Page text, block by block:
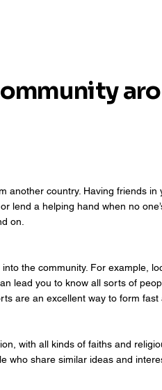
country. Having friends
lend a helping hand when no
on.
the community. For example,
lead you to know all sorts of
are an excellent way to form fast
with all kinds of faiths and
share similar ideas and